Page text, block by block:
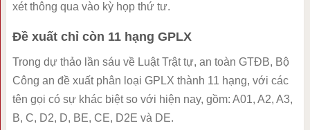
xét thông qua vào kỳ họp thứ tư.
Đề xuất chỉ còn 11 hạng GPLX
Trong dự thảo lần sáu về Luật Trật tự, an toàn GTĐB, Bộ
Công an đề xuất phân loại GPLX thành 11 hạng, với các
tên gọi có sự khác biệt so với hiện nay, gồm: A01, A2, A3,
B, C, D2, D, BE, CE, D2E và DE.